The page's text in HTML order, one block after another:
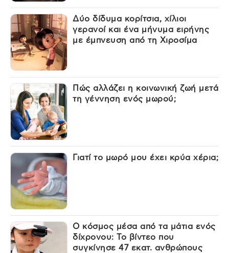
Δύο δίδυμα κορίτσια, χίλιοι
γερανοί και ένα μήνυμα ειρήνης
με έμπνευση από τη Χιροσίμα
Πώς αλλάζει η κοινωνική ζωή μετά
τη γέννηση ενός μωρού;
Γιατί το μωρό μου έχει κρύα χέρια;
Ο κόσμος μέσα από τα μάτια ενός
δίχρονου: Το βίντεο που
συγκίνησε 47 εκατ. ανθρώπους